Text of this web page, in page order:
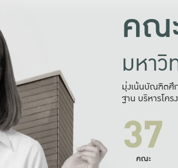
คณ
มหา
มุ่งเน้นบัณฑิตศึ
ฐาน บริหารโค
37
คณะ